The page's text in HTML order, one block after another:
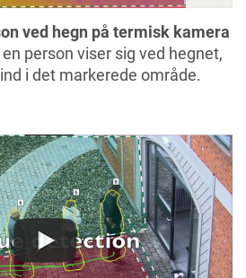
ved hegn på termisk kamera
person viser sig ved hegnet,
i det markerede område.